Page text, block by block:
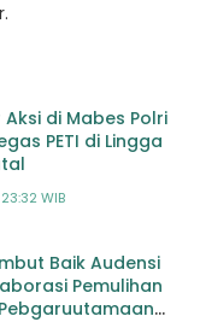
di Mabes Polri
PETI di Lingga
WIB
Baik Audensi
Pemulihan